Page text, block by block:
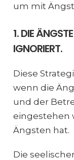
um mit
1. DIE
IGNORIERT.
Diese
wenn die
und der
eingestehen
Ängsten hat.
Die